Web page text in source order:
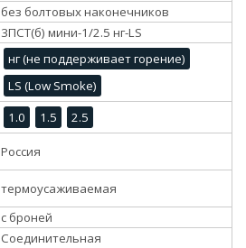
без болтовых наконечников
3ПСТ(б) мини-1/2.5 нг-LS
нг (не поддерживает горение)
LS (Low Smoke)
1.0 1.5
2.5
Россия
термоусаживаемая
с броней
Соединительная